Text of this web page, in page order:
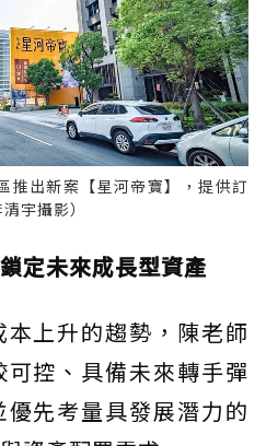
推出新案【星河帝寶】，提供訂
宇攝影）
定未來成長型資產
上升的趨勢，陳老師
控、具備未來轉手彈
先考量具發展潛力的